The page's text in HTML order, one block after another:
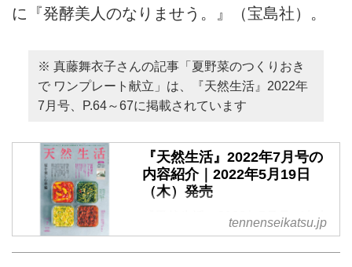
に『発酵美人のなりませう。』（宝島社）。
※ 真藤舞衣子さんの記事「夏野菜のつくりおき
で ワンプレート献立」は、『天然生活』2022年
7月号、P.64～67に掲載されています
『天然生活』2022年7月号の
内容紹介｜2022年5月19日
（木）発売
『天然生活』2022年7月号が出来
ました。5月19日（木）発売 で
す。今号は、別冊付録に、
tennenseikatsu.jp